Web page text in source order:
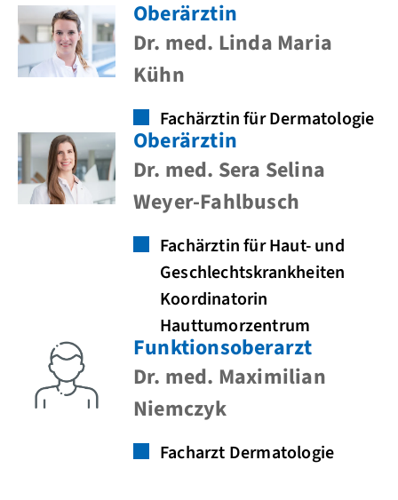
Oberärztin
Dr. med. Linda Maria
Kühn
Fachärztin für Dermatologie
Oberärztin
Dr. med. Sera Selina
Weyer-Fahlbusch
Fachärztin für Haut- und
Geschlechtskrankheiten
Koordinatorin
Hauttumorzentrum
Funktionsoberarzt
Dr. med. Maximilian
Niemczyk
Facharzt Dermatologie